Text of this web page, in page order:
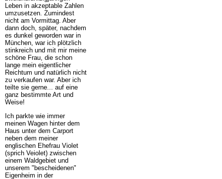
Leben in akzeptable Zahlen
umzusetzen. Zumindest
nicht am Vormittag. Aber
dann doch, später, nachdem
es dunkel geworden war in
München, war ich plötzlich
stinkreich und mit mir meine
schöne Frau, die schon
lange mein eigentlicher
Reichtum und natürlich nicht
zu verkaufen war. Aber ich
teilte sie gerne... auf eine
ganz bestimmte Art und
Weise!
Ich parkte wie immer
meinen Wagen hinter dem
Haus unter dem Carport
neben dem meiner
englischen Ehefrau Violet
(sprich Veiolet) zwischen
einem Waldgebiet und
unserem "bescheidenen"
Eigenheim in der